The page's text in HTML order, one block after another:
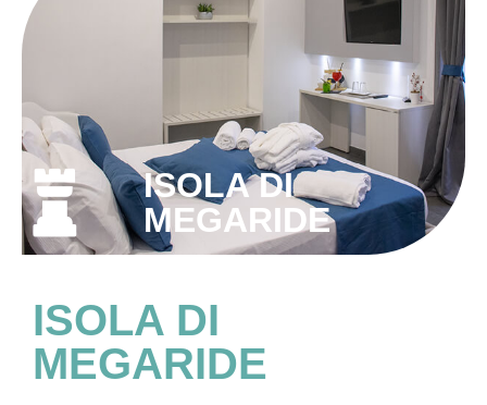
ISOLA DI
MEGARIDE
ISOLA DI
MEGARIDE